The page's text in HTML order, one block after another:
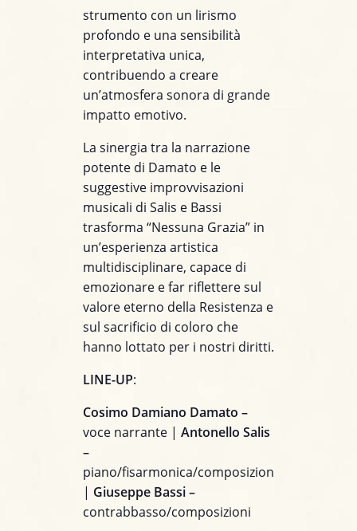
strumento con un lirismo
profondo e una sensibilità
interpretativa unica,
contribuendo a creare
un’atmosfera sonora di grande
impatto emotivo.
La sinergia tra la narrazione
potente di Damato e le
suggestive improvvisazioni
musicali di Salis e Bassi
trasforma “Nessuna Grazia” in
un’esperienza artistica
multidisciplinare, capace di
emozionare e far riflettere sul
valore eterno della Resistenza e
sul sacrificio di coloro che
hanno lottato per i nostri diritti.
LINE-UP:
Cosimo Damiano Damato –
voce narrante | Antonello Salis
–
piano/fisarmonica/composizioni
| Giuseppe Bassi –
contrabbasso/composizioni